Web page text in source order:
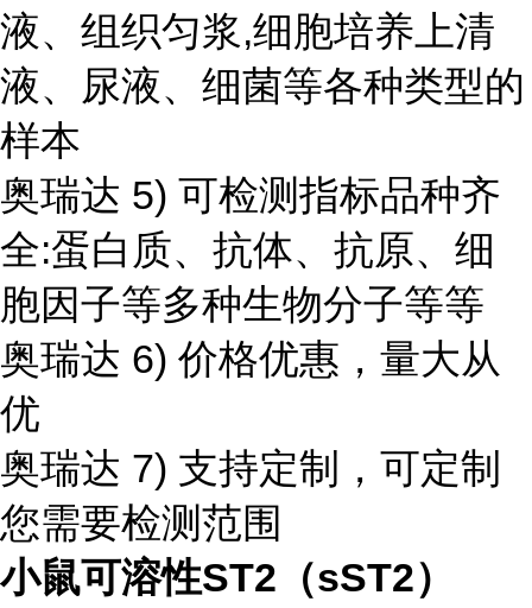
液、组织匀浆,细胞培养上清
液、尿液、细菌等各种类型的
样本
奥瑞达 5) 可检测指标品种齐
全:蛋白质、抗体、抗原、细
胞因子等多种生物分子等等
奥瑞达 6) 价格优惠，量大从
优
奥瑞达 7) 支持定制，可定制
您需要检测范围
小鼠可溶性ST2（sST2）